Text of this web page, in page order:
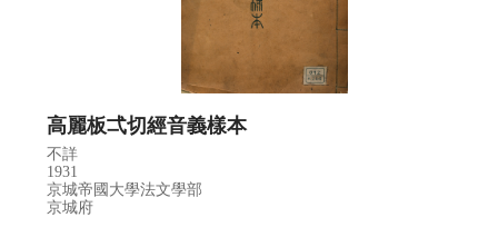
高麗板弌切經音義樣本
不詳
1931
京城帝國大學法文學部
京城府